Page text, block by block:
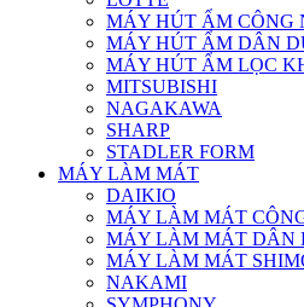
MÁY HÚT ẨM CÔNG
MÁY HÚT ẨM DÂN
MÁY HÚT ẨM LỌC
MITSUBISHI
NAGAKAWA
SHARP
STADLER FORM
MÁY LÀM MÁT
DAIKIO
MÁY LÀM MÁT
MÁY LÀM MÁT DÂN
MÁY LÀM MÁT
NAKAMI